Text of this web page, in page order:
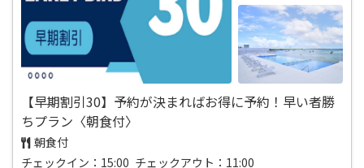
【早期割引30】予約が決まればお得に予約！早い者勝
ちプラン〈朝食付〉
朝食付
チェックイン：15:00 チェックアウト：11:00